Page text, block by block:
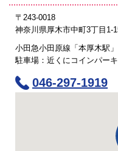
〒243-0018
神奈川県厚木市中町3丁目1-
小田急小田原線「本厚木駅
駐車場：近くにコインパーキ
046-297-1919